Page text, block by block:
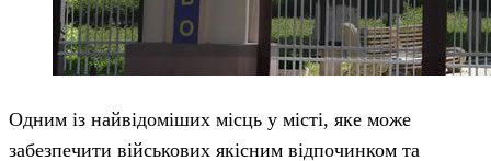
Одним із найвідоміших місць у місті, яке може
забезпечити військових якісним відпочинком та